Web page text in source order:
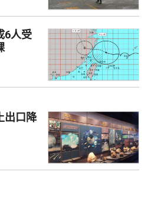
6人受
出口降